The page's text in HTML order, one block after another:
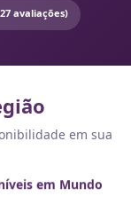
avaliações)
em sua
em Mundo